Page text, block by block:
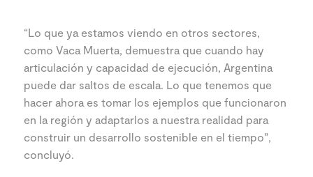
“Lo que ya estamos viendo en otros sectores,
como Vaca Muerta, demuestra que cuando hay
articulación y capacidad de ejecución, Argentina
puede dar saltos de escala. Lo que tenemos que
hacer ahora es tomar los ejemplos que funcionaron
en la región y adaptarlos a nuestra realidad para
construir un desarrollo sostenible en el tiempo”,
concluyó.